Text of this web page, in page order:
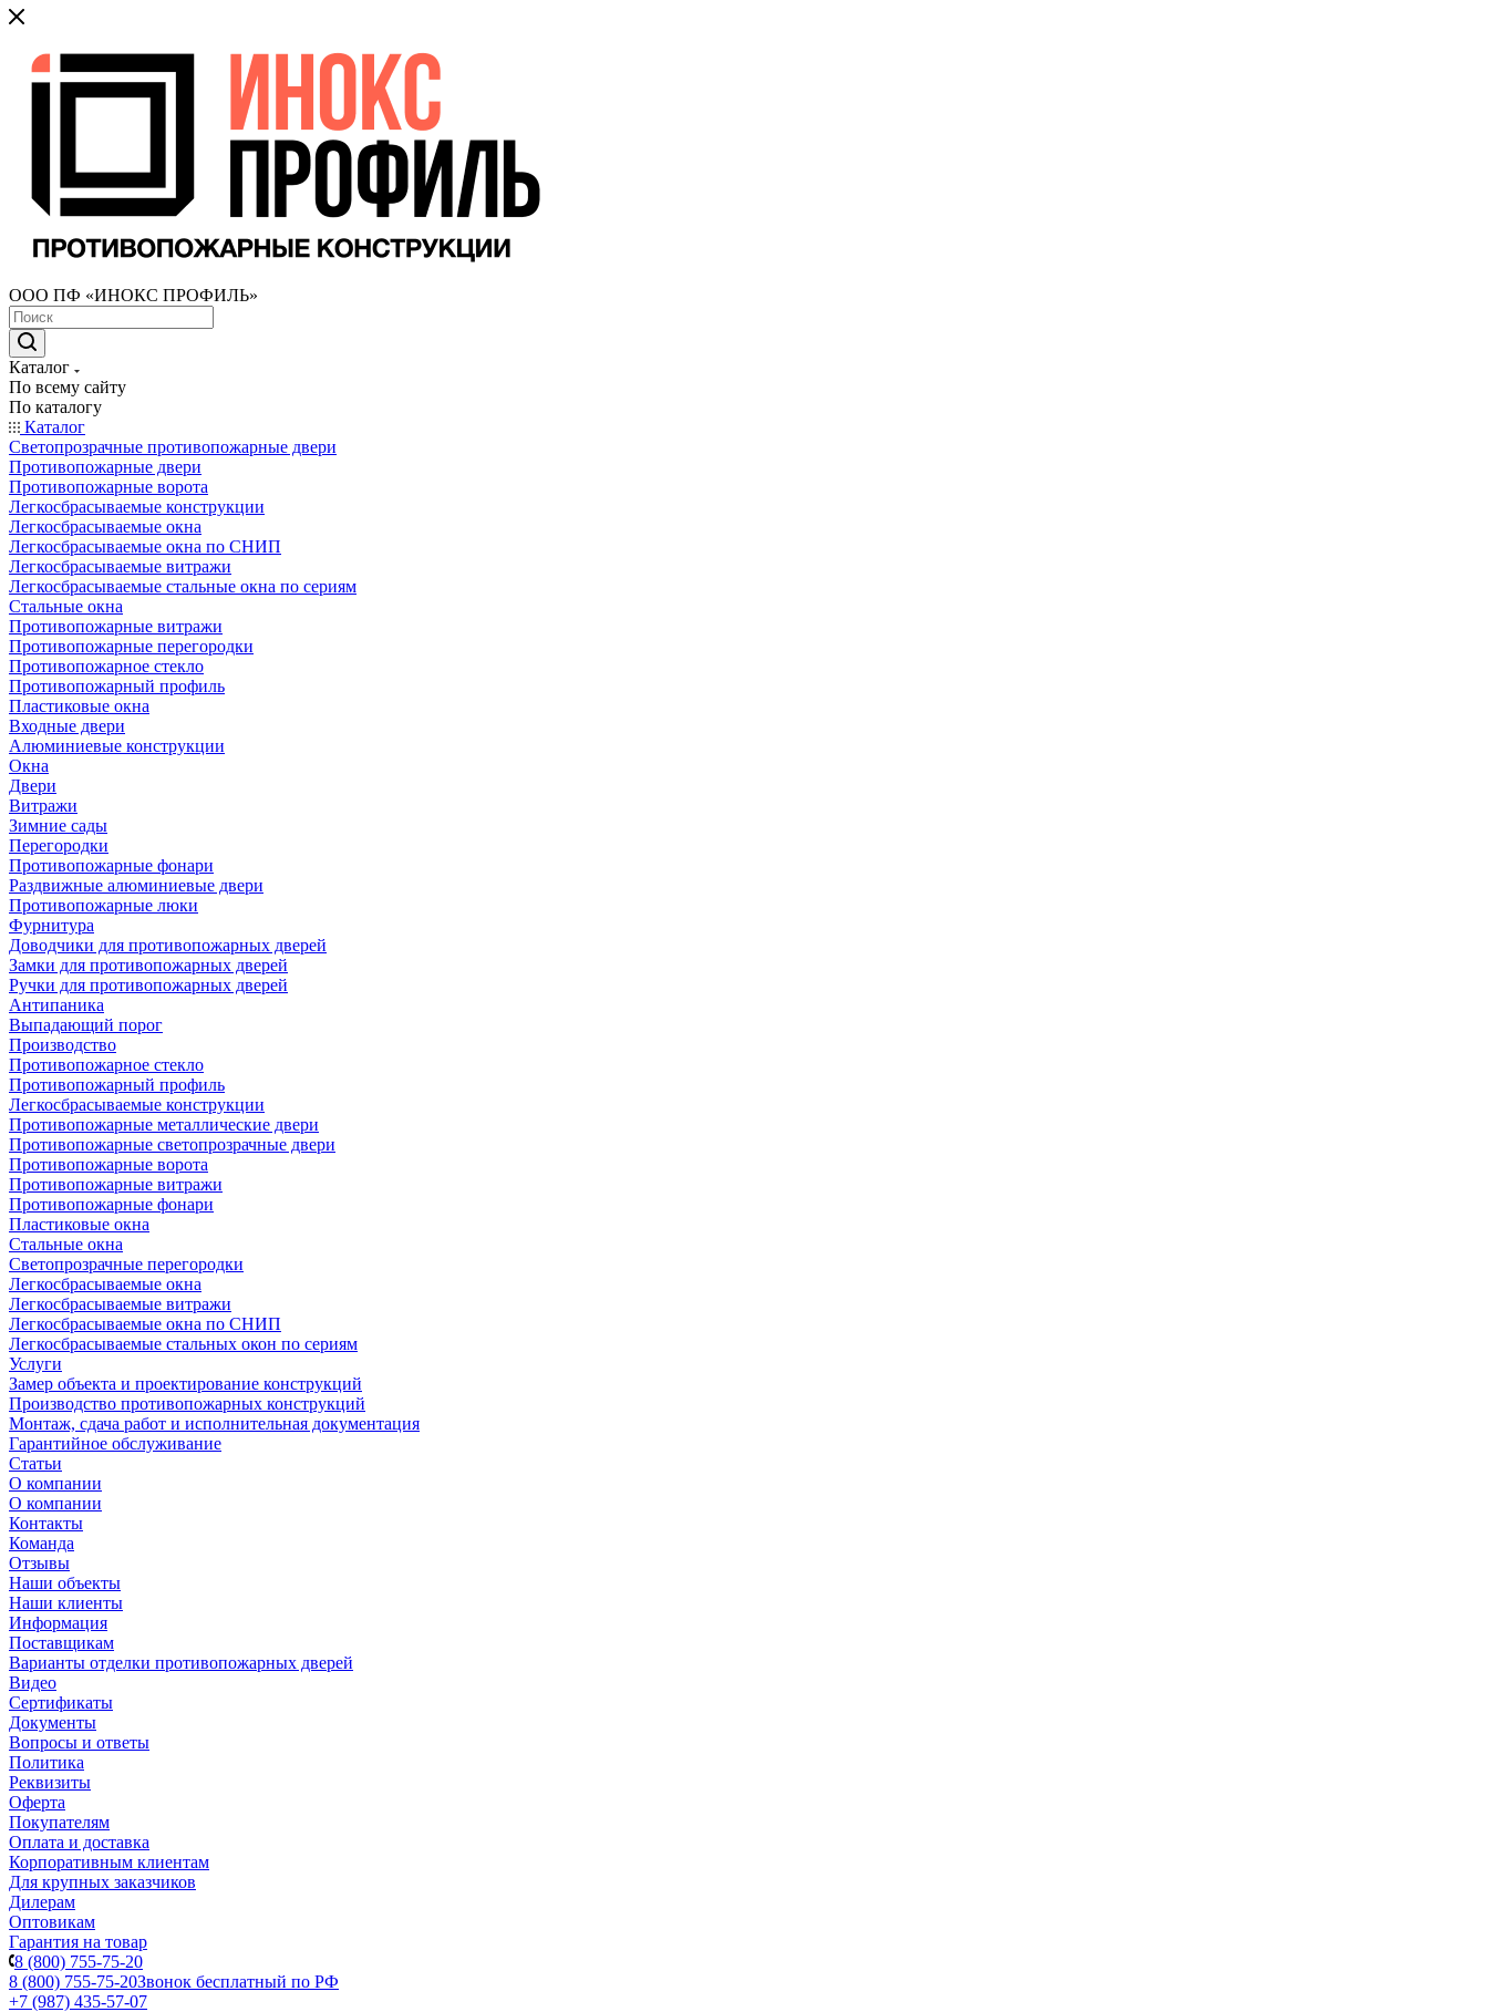
ООО ПФ «ИНОКС ПРОФИЛЬ»
Каталог
По всему сайту
По каталогу
Каталог
Светопрозрачные противопожарные двери
Противопожарные двери
Противопожарные ворота
Легкосбрасываемые конструкции
Легкосбрасываемые окна
Легкосбрасываемые окна по СНИП
Легкосбрасываемые витражи
Легкосбрасываемые стальные окна по сериям
Стальные окна
Противопожарные витражи
Противопожарные перегородки
Противопожарное стекло
Противопожарный профиль
Пластиковые окна
Входные двери
Алюминиевые конструкции
Окна
Двери
Витражи
Зимние сады
Перегородки
Противопожарные фонари
Раздвижные алюминиевые двери
Противопожарные люки
Фурнитура
Доводчики для противопожарных дверей
Замки для противопожарных дверей
Ручки для противопожарных дверей
Антипаника
Выпадающий порог
Производство
Противопожарное стекло
Противопожарный профиль
Легкосбрасываемые конструкции
Противопожарные металлические двери
Противопожарные светопрозрачные двери
Противопожарные ворота
Противопожарные витражи
Противопожарные фонари
Пластиковые окна
Стальные окна
Светопрозрачные перегородки
Легкосбрасываемые окна
Легкосбрасываемые витражи
Легкосбрасываемые окна по СНИП
Легкосбрасываемые стальных окон по сериям
Услуги
Замер объекта и проектирование конструкций
Производство противопожарных конструкций
Монтаж, сдача работ и исполнительная документация
Гарантийное обслуживание
Статьи
О компании
О компании
Контакты
Команда
Отзывы
Наши объекты
Наши клиенты
Информация
Поставщикам
Варианты отделки противопожарных дверей
Видео
Сертификаты
Документы
Вопросы и ответы
Политика
Реквизиты
Оферта
Покупателям
Оплата и доставка
Корпоративным клиентам
Для крупных заказчиков
Дилерам
Оптовикам
Гарантия на товар
8 (800) 755-75-20
8 (800) 755-75-20Звонок бесплатный по РФ
+7 (987) 435-57-07